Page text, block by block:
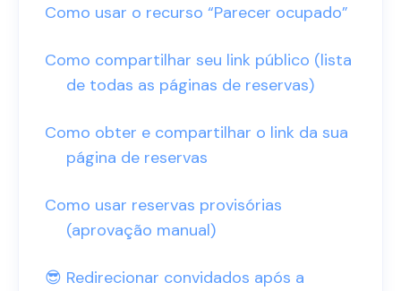
Como usar o recurso “Parecer ocupado”
Como compartilhar seu link público (lista
de todas as páginas de reservas)
Como obter e compartilhar o link da sua
página de reservas
Como usar reservas provisórias
(aprovação manual)
😎 Redirecionar convidados após a